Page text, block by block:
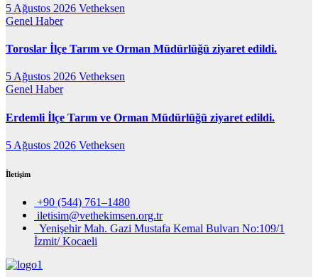
5 Ağustos 2026 Vetheksen
Genel Haber
Toroslar İlçe Tarım ve Orman Müdürlüğü ziyaret edildi.
5 Ağustos 2026 Vetheksen
Genel Haber
Erdemli İlçe Tarım ve Orman Müdürlüğü ziyaret edildi.
5 Ağustos 2026 Vetheksen
İletişim
+90 (544) 761–1480
iletisim@vethekimsen.org.tr
Yenişehir Mah. Gazi Mustafa Kemal Bulvarı No:109/1
İzmit/ Kocaeli